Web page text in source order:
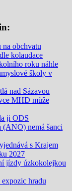
obchvatu
kolaudace
roku náhle
školy v
nad Sázavou
MHD může
ji ODS
nemá šanci
s Krajem
2027
jízdy úzkokolejkou
hradu